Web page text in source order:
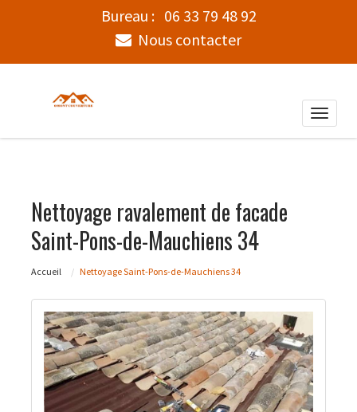
Bureau : 06 33 79 48 92
Nous contacter
Toggle
Nettoyage ravalement de facade
Saint-Pons-de-Mauchiens 34
Accueil Nettoyage Saint-Pons-de-Mauchiens 34